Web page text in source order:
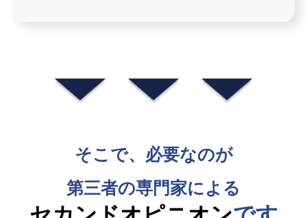
そこで、必要なのが
第三者の専門家による